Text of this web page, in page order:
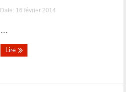
Date: 16 février 2014
...
Lire